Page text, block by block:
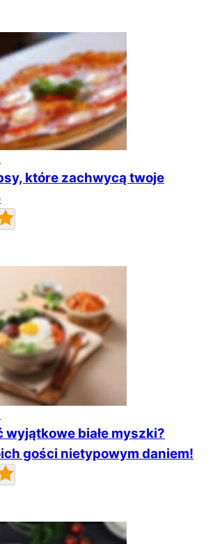
które zachwycą twoje
białe myszki?
gości nietypowym daniem!